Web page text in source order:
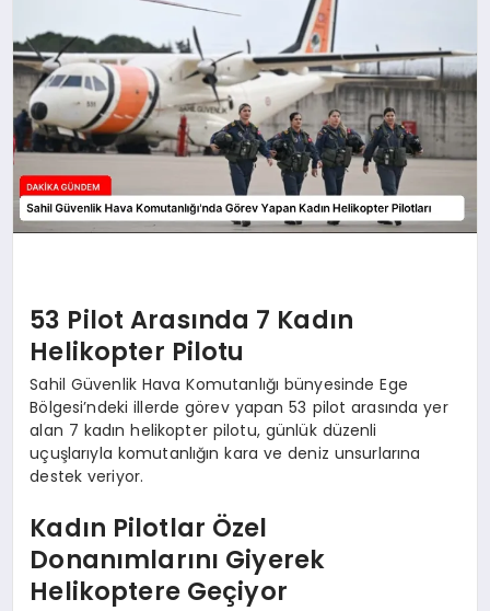
DÜNYA
EĞITIM
53 Pilot Arasında 7 Kadın
Helikopter Pilotu
Sahil Güvenlik Hava Komutanlığı bünyesinde Ege
Bölgesi’ndeki illerde görev yapan 53 pilot arasında yer
alan 7 kadın helikopter pilotu, günlük düzenli
uçuşlarıyla komutanlığın kara ve deniz unsurlarına
destek veriyor.
Kadın Pilotlar Özel
Donanımlarını Giyerek
Helikoptere Geçiyor